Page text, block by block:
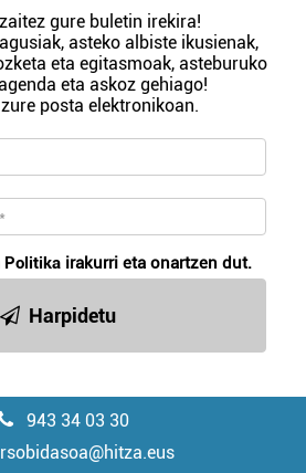
gure buletin irekira!
asteko albiste ikusienak,
eta egitasmoak, asteburuko
eta askoz gehiago!
posta elektronikoan.
Politika irakurri eta onartzen dut.
Harpidetu
943 34 03 30